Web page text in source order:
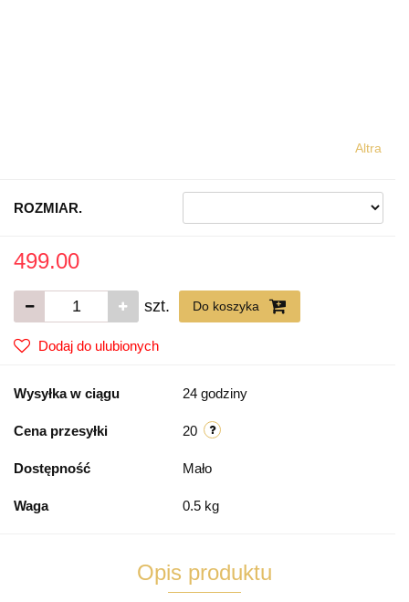
Altra
ROZMIAR.
499.00
szt. Do koszyka
Dodaj do ulubionych
Wysyłka w ciągu 24 godziny
Cena przesyłki 20
Dostępność Mało
Waga 0.5 kg
Opis produktu